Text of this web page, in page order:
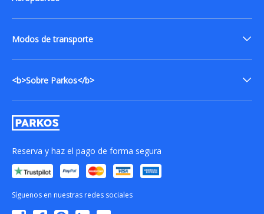
Reserva y haz el pago de forma segura
Síguenos en nuestras redes sociales
Modos de transporte
<b>Sobre Parkos</b>